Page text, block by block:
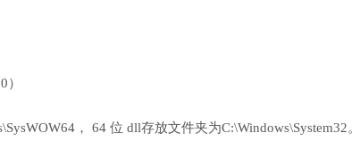
， 64 位 dll存放文件夹为C:\Windows\System32。